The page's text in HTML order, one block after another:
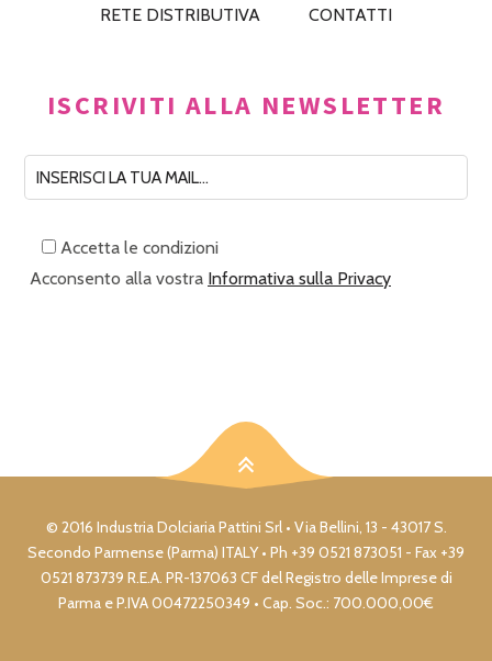
RETE DISTRIBUTIVA
CONTATTI
ISCRIVITI ALLA NEWSLETTER
Accetta le condizioni
Acconsento alla vostra Informativa sulla Privacy
© 2016 Industria Dolciaria Pattini Srl • Via Bellini, 13 - 43017 S.
Secondo Parmense (Parma) ITALY • Ph +39 0521 873051 - Fax +39
0521 873739 R.E.A. PR-137063 CF del Registro delle Imprese di
Parma e P.IVA 00472250349 • Cap. Soc.: 700.000,00€